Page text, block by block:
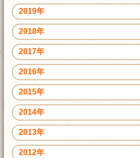
2019年
2018年
2017年
2016年
2015年
2014年
2013年
2012年